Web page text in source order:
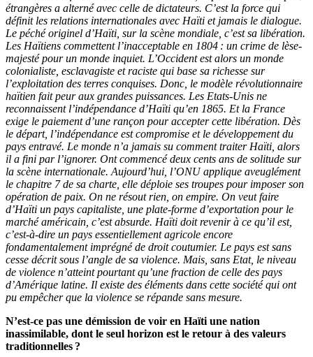
étrangères a alterné avec celle de dictateurs. C’est la force qui
définit les relations internationales avec Haïti et jamais le dialogue.
Le péché originel d’Haïti, sur la scène mondiale, c’est sa libération.
Les Haïtiens commettent l’inacceptable en 1804 : un crime de lèse-
majesté pour un monde inquiet. L’Occident est alors un monde
colonialiste, esclavagiste et raciste qui base sa richesse sur
l’exploitation des terres conquises. Donc, le modèle révolutionnaire
haïtien fait peur aux grandes puissances. Les Etats-Unis ne
reconnaissent l’indépendance d’Haïti qu’en 1865. Et la France
exige le paiement d’une rançon pour accepter cette libération. Dès
le départ, l’indépendance est compromise et le développement du
pays entravé. Le monde n’a jamais su comment traiter Haïti, alors
il a fini par l’ignorer. Ont commencé deux cents ans de solitude sur
la scène internationale. Aujourd’hui, l’ONU applique aveuglément
le chapitre 7 de sa charte, elle déploie ses troupes pour imposer son
opération de paix. On ne résout rien, on empire. On veut faire
d’Haïti un pays capitaliste, une plate-forme d’exportation pour le
marché américain, c’est absurde. Haïti doit revenir à ce qu’il est,
c’est-à-dire un pays essentiellement agricole encore
fondamentalement imprégné de droit coutumier. Le pays est sans
cesse décrit sous l’angle de sa violence. Mais, sans Etat, le niveau
de violence n’atteint pourtant qu’une fraction de celle des pays
d’Amérique latine. Il existe des éléments dans cette société qui ont
pu empêcher que la violence se répande sans mesure.
N’est-ce pas une démission de voir en Haïti une nation
inassimilable, dont le seul horizon est le retour à des valeurs
traditionnelles ?